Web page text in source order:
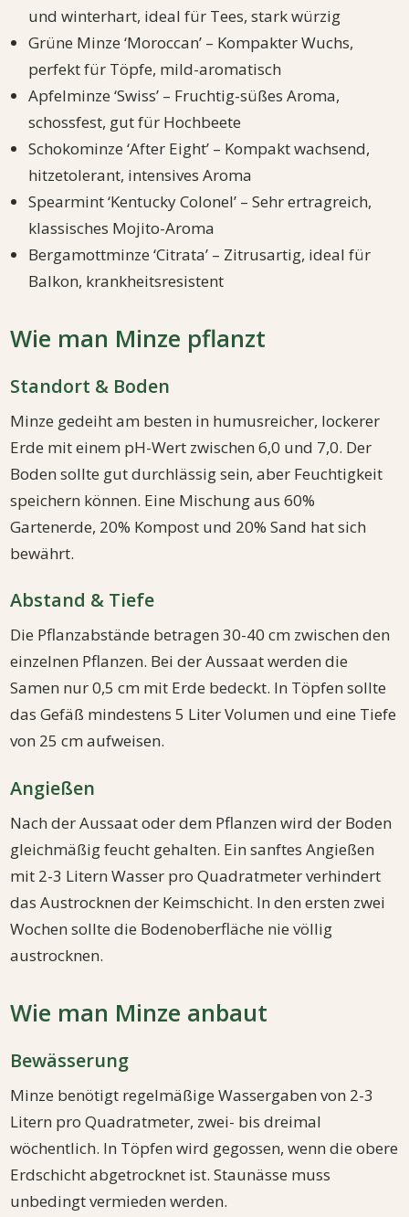
und winterhart, ideal für Tees, stark würzig
Grüne Minze ‘Moroccan’ – Kompakter Wuchs,
perfekt für Töpfe, mild-aromatisch
Apfelminze ‘Swiss’ – Fruchtig-süßes Aroma,
schossfest, gut für Hochbeete
Schokominze ‘After Eight’ – Kompakt wachsend,
hitzetolerant, intensives Aroma
Spearmint ‘Kentucky Colonel’ – Sehr ertragreich,
klassisches Mojito-Aroma
Bergamottminze ‘Citrata’ – Zitrusartig, ideal für
Balkon, krankheitsresistent
Wie man Minze pflanzt
Standort & Boden
Minze gedeiht am besten in humusreicher, lockerer
Erde mit einem pH-Wert zwischen 6,0 und 7,0. Der
Boden sollte gut durchlässig sein, aber Feuchtigkeit
speichern können. Eine Mischung aus 60%
Gartenerde, 20% Kompost und 20% Sand hat sich
bewährt.
Abstand & Tiefe
Die Pflanzabstände betragen 30-40 cm zwischen den
einzelnen Pflanzen. Bei der Aussaat werden die
Samen nur 0,5 cm mit Erde bedeckt. In Töpfen sollte
das Gefäß mindestens 5 Liter Volumen und eine Tiefe
von 25 cm aufweisen.
Angießen
Nach der Aussaat oder dem Pflanzen wird der Boden
gleichmäßig feucht gehalten. Ein sanftes Angießen
mit 2-3 Litern Wasser pro Quadratmeter verhindert
das Austrocknen der Keimschicht. In den ersten zwei
Wochen sollte die Bodenoberfläche nie völlig
austrocknen.
Wie man Minze anbaut
Bewässerung
Minze benötigt regelmäßige Wassergaben von 2-3
Litern pro Quadratmeter, zwei- bis dreimal
wöchentlich. In Töpfen wird gegossen, wenn die obere
Erdschicht abgetrocknet ist. Staunässe muss
unbedingt vermieden werden.